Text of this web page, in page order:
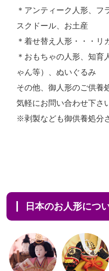
＊アンティーク人形、フ
スクドール、お土産
＊着せ替え人形・・・リ
＊おもちゃの人形、知育
ゃん等）、ぬいぐるみ
その他、御人形のご供養
気軽にお問い合わせ下さ
※剥製なども御供養処分
日本のお人形につ